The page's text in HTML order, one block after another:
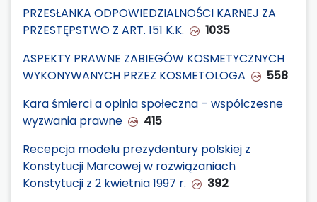
PRZESŁANKA ODPOWIEDZIALNOŚCI KARNEJ ZA
PRZESTĘPSTWO Z ART. 151 K.K.
1035
ASPEKTY PRAWNE ZABIEGÓW KOSMETYCZNYCH
WYKONYWANYCH PRZEZ KOSMETOLOGA
558
Kara śmierci a opinia społeczna – współczesne
wyzwania prawne
415
Recepcja modelu prezydentury polskiej z
Konstytucji Marcowej w rozwiązaniach
Konstytucji z 2 kwietnia 1997 r.
392